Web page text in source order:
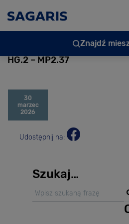
Znajdź
HG.2 – MP2.37
30
marzec
2026
Udostępnij na:
Szukaj…